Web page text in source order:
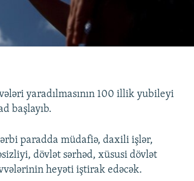
yaradılmasının 100 illik yubileyi
başlayıb.
paradda müdafiə, daxili işlər,
dövlət sərhəd, xüsusi dövlət
heyəti iştirak edəcək.